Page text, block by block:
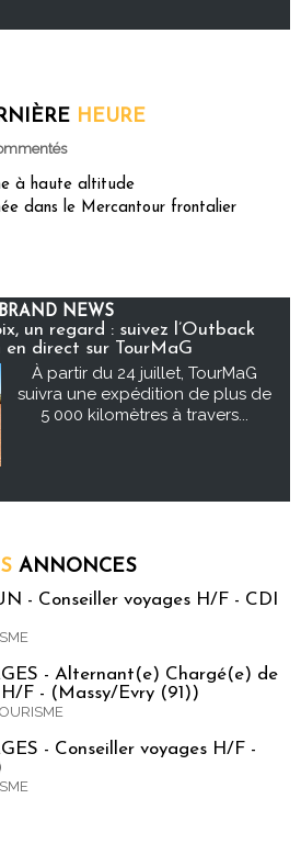
HEURE
à haute altitude
dans le Mercantour frontalier
BRAND NEWS
un regard : suivez l’Outback
en direct sur TourMaG
À partir du 24 juillet, TourMaG
suivra une expédition de plus de
5 000 kilomètres à travers...
ANNONCES
- Conseiller voyages H/F - CDI
- Alternant(e) Chargé(e) de
H/F - (Massy/Evry (91))
- Conseiller voyages H/F -